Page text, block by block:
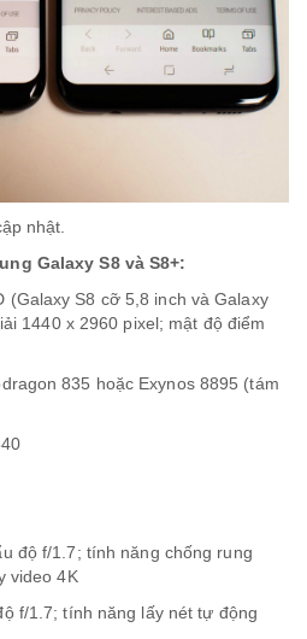
nhật.
Galaxy S8và S8+:
(Galaxy S8 cỡ 5,8 inch và Galaxy
1440 x 2960 pixel; mật độ điểm
835 hoặc Exynos 8895 (tám
độ f/1.7; tính năng chống rung
video 4K
f/1.7; tính năng lấy nét tự động